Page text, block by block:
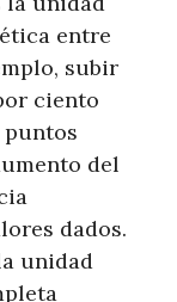
entre
subir
ciento
del
dados.
unidad